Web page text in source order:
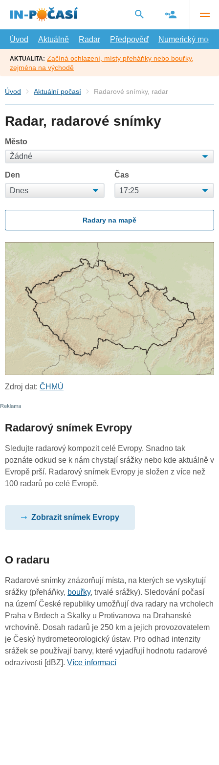
hlavní
Úvod
Aktuálně Radar Předpověď Numerický model
AKTUALITA: Začíná ochlazení, místy přeháňky nebo bouřky,
zejména na východě
Úvod Aktuální počasí Radarové snímky, radar
Radar, radarové snímky
Město
Den Čas
Radary na mapě
Zdroj dat: ČHMÚ
Radarový snímek Evropy
Sledujte radarový kompozit celé Evropy. Snadno tak
poznáte odkud se k nám chystají srážky nebo kde aktuálně v
Evropě prší. Radarový snímek Evropy je složen z více než
100 radarů po celé Evropě.
Zobrazit snímek Evropy
O radaru
Radarové snímky znázorňují místa, na kterých se vyskytují
srážky (přeháňky, bouřky, trvalé srážky). Sledování počasí
na území České republiky umožňují dva radary na vrcholech
Praha v Brdech a Skalky u Protivanova na Drahanské
vrchovině. Dosah radarů je 250 km a jejich provozovatelem
je Český hydrometeorologický ústav. Pro odhad intenzity
srážek se používají barvy, které vyjadřují hodnotu radarové
odrazivosti [dBZ]. Více informací